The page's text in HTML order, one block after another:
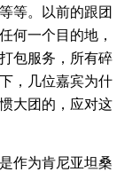
等。以前的跟团
何一个目的地，
包服务，所有碎
，几位嘉宾为什
大团的，应对这
作为肯尼亚坦桑